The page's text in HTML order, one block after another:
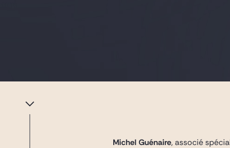
Michel Guénaire, associé